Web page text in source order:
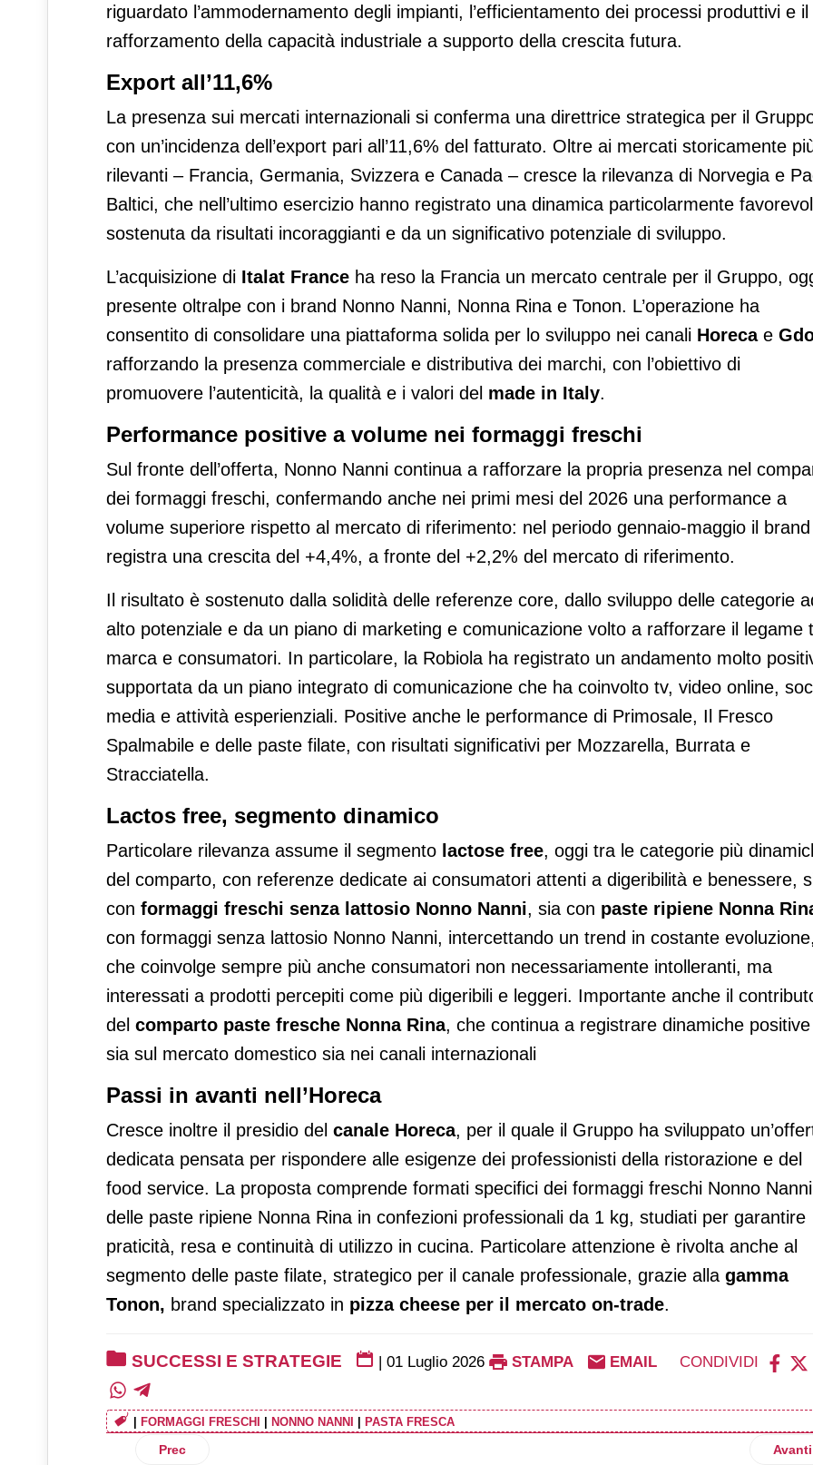
riguardato l’ammodernamento degli impianti, l’efficientamento dei processi produttivi e il
rafforzamento della capacità industriale a supporto della crescita futura.
Export all’11,6%
La presenza sui mercati internazionali si conferma una direttrice strategica per il
con un’incidenza dell’export pari all’11,6% del fatturato. Oltre ai mercati storicamente
rilevanti – Francia, Germania, Svizzera e Canada – cresce la rilevanza di Norvegia e
Baltici, che nell’ultimo esercizio hanno registrato una dinamica particolarmente
sostenuta da risultati incoraggianti e da un significativo potenziale di sviluppo.
L’acquisizione di Italat France ha reso la Francia un mercato centrale per il Gruppo,
presente oltralpe con i brand Nonno Nanni, Nonna Rina e Tonon. L’operazione ha
consentito di consolidare una piattaforma solida per lo sviluppo nei canali Horecae
rafforzando la presenza commerciale e distributiva dei marchi, con l’obiettivo di
promuovere l’autenticità, la qualità e i valori del made in Italy.
Performance positive a volume nei formaggi freschi
Sul fronte dell’offerta, Nonno Nanni continua a rafforzare la propria presenza nel
dei formaggi freschi, confermando anche nei primi mesi del 2026 una performance a
volume superiore rispetto al mercato di riferimento: nel periodo gennaio-maggio il brand
registra una crescita del +4,4%, a fronte del +2,2% del mercato di riferimento.
Il risultato è sostenuto dalla solidità delle referenze core, dallo sviluppo delle categorie
alto potenziale e da un piano di marketing e comunicazione volto a rafforzare il legame
marca e consumatori. In particolare, la Robiola ha registrato un andamento molto
supportata da un piano integrato di comunicazione che ha coinvolto tv, video online,
media e attività esperienziali. Positive anche le performance di Primosale, Il Fresco
Spalmabile e delle paste filate, con risultati significativi per Mozzarella, Burrata e
Stracciatella.
Lactos free, segmento dinamico
Particolare rilevanza assume il segmento lactose free, oggi tra le categorie più
del comparto, con referenze dedicate ai consumatori attenti a digeribilità e benessere,
con formaggi freschi senza lattosio Nonno Nanni, sia con paste ripiene Nonna
con formaggi senza lattosio Nonno Nanni, intercettando un trend in costante evoluzione,
che coinvolge sempre più anche consumatori non necessariamente intolleranti, ma
interessati a prodotti percepiti come più digeribili e leggeri. Importante anche il
del comparto paste fresche Nonna Rina, che continua a registrare dinamiche positive
sia sul mercato domestico sia nei canali internazionali
Passi in avanti nell’Horeca
Cresce inoltre il presidio del canale Horeca, per il quale il Gruppo ha sviluppato
dedicata pensata per rispondere alle esigenze dei professionisti della ristorazione e del
food service. La proposta comprende formati specifici dei formaggi freschi Nonno
delle paste ripiene Nonna Rina in confezioni professionali da 1 kg, studiati per garantire
praticità, resa e continuità di utilizzo in cucina. Particolare attenzione è rivolta anche al
segmento delle paste filate, strategico per il canale professionale, grazie alla gamma
Tonon, brand specializzato in pizza cheese per il mercato on-trade.
SUCCESSI E STRATEGIE | 01 Luglio 2026 STAMPA EMAIL CONDIVIDI
FORMAGGI FRESCHI NONNO NANNI PASTA FRESCA
Articolo precedente: Conad raggiunge 21,721 miliardi di euro e presenta il piano degli investimenti
Prec Avanti